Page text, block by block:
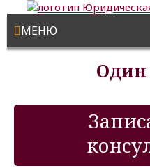
МЕНЮ
Один